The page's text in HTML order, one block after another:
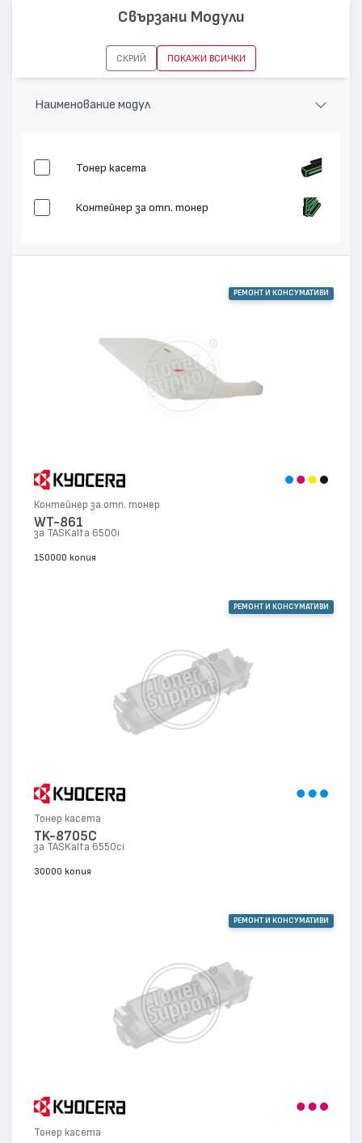
70000
TASKalfa 6550ci, TASKalfa 7550ci,
TASKalfa 6551ci, TASKalfa 7551ci
Свързани Модули
СКРИЙ ПОКАЖИ ВСИЧКИ
Наименование модул
Тонер касета
Контейнер за отп. тонер
РЕМОНТ И КОНСУМАТИВИ
Контейнер за отп. тонер
WT-861
за TASKalfa 6500i
150000 копия
РЕМОНТ И КОНСУМАТИВИ
Тонер касета
TK-8705C
за TASKalfa 6550ci
30000 копия
РЕМОНТ И КОНСУМАТИВИ
Тонер касета